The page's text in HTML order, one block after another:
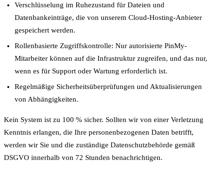
Verschlüsselung im Ruhezustand für Dateien und
Datenbankeinträge, die von unserem Cloud-Hosting-Anbieter
gespeichert werden.
Rollenbasierte Zugriffskontrolle: Nur autorisierte PinMy-
Mitarbeiter können auf die Infrastruktur zugreifen, und das nur,
wenn es für Support oder Wartung erforderlich ist.
Regelmäßige Sicherheitsüberprüfungen und Aktualisierungen
von Abhängigkeiten.
Kein System ist zu 100 % sicher. Sollten wir von einer Verletzung
Kenntnis erlangen, die Ihre personenbezogenen Daten betrifft,
werden wir Sie und die zuständige Datenschutzbehörde gemäß
DSGVO innerhalb von 72 Stunden benachrichtigen.